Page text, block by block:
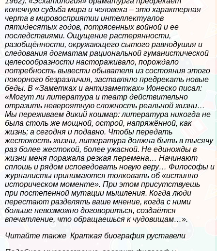
конечную судьба мира и человека – это хаpaктерная
черта в мировосприятии интеллектуалов
пятидесятых годов, потрясенных войной и ее
последствиями. Ощущение растерянности,
разобщённости, окружающего сытого равнодушия и
следования догматам рациональной гуманистической
целесообразности настораживало, порождало
потребность вывести обывателя из состояния этого
покорного безразличия, заставляло предрекать новые
беды. В «Заметках и антизаметках» Ионеско писал:
«Могут ли литература и театр действительно
отразить невероятную сложность реальной жизни…
Мы переживаем дикий кошмар: литература никогда не
была столь же мощной, острой, напряжённой, как
жизнь; а сегодня и подавно. Чтобы передать
жестокость жизни, литература должна быть в тысячу
раз более жестокой, более ужасной. Не единожды в
жизни меня поражала резкая перемена… Начинают
сплошь и рядом исповедовать новую веру… Философы и
журналисты принимаются толковать об «истинно
историческом моменте». При этом присутствуешь
при постепенной мутации мышления. Когда люди
перестают разделять ваше мнение, когда с ними
больше невозможно договориться, создаётся
впечатление, что обращаешься к чудовищам…».
Читайте также Краткая биография руставели